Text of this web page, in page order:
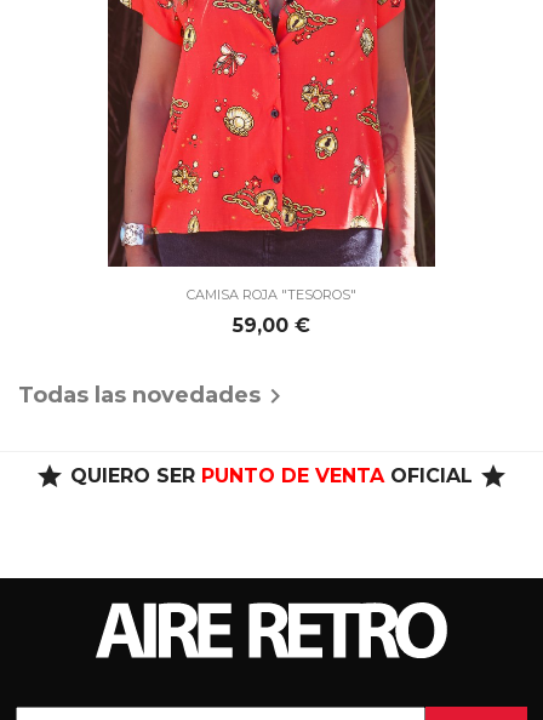
CAMISA ROJA "TESOROS"
Precio
59,00 €
Todas las novedades 
star QUIERO SER PUNTO DE VENTA OFICIAL star